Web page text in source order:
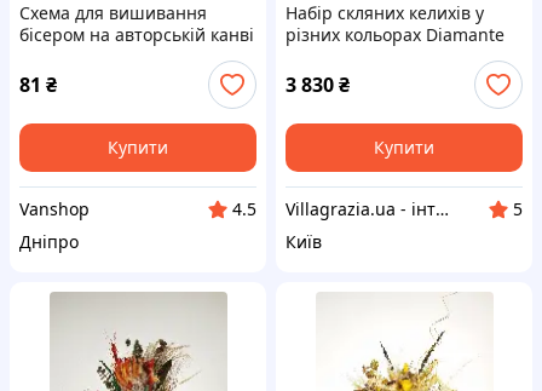
Схема для вишивання
бісером на авторській канві
81 ₴
Купити
Vanshop
4.5
Дніпро
Набір скляних келихів у
різних кольорах Diamante
3 830₴
Купити
Villagrazia.ua - інтернет-магазин Villa Grazia
5
Київ